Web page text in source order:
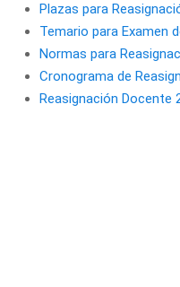
Plazas para
Temario para Examen
Normas para
Cronograma de
Reasignación Docente